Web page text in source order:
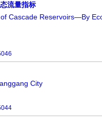
流量指标
Cascade Reservoirs—By
City